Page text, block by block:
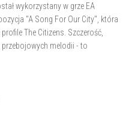
wykorzystany w grze EA
"A Song For Our City", która
The Citizens. Szczerość,
melodii - to